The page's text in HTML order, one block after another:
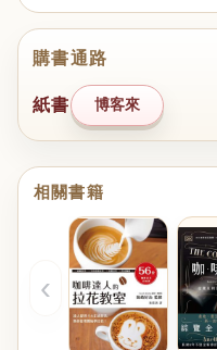
購書通路
紙書 博客來
相關書籍
‹